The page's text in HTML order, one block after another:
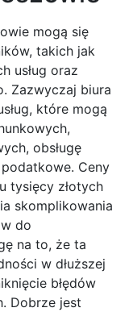
mogą się
takich jak
usług oraz
Zazwyczaj biura
które mogą
obsługę
podatkowe. Ceny
tysięcy złotych
skomplikowania
do
na to, że ta
w dłuższej
błędów
Dobrze jest